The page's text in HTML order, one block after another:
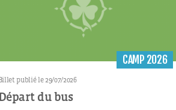
CAMP 2026
publié le 29/07/2026
du bus